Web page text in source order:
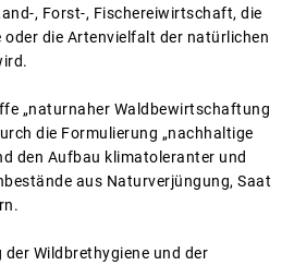
, Forst-, Fischereiwirtschaft, die
oder die Artenvielfalt der natürlichen
„naturnaher Waldbewirtschaftung
die Formulierung „nachhaltige
den Aufbau klimatoleranter und
aus Naturverjüngung, Saat
Wildbrethygiene und der